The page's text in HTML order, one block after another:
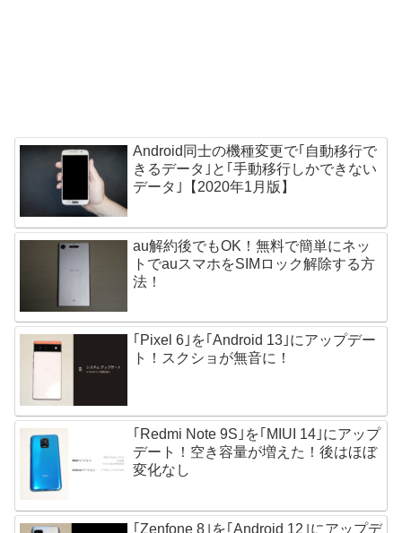
Android同士の機種変更で｢自動移行で
きるデータ｣と｢手動移行しかできない
データ｣【2020年1月版】
au解約後でもOK！無料で簡単にネッ
トでauスマホをSIMロック解除する方
法！
｢Pixel 6｣を｢Android 13｣にアップデー
ト！スクショが無音に！
｢Redmi Note 9S｣を｢MIUI 14｣にアップ
デート！空き容量が増えた！後はほぼ
変化なし
｢Zenfone 8｣を｢Android 12｣にアップデ